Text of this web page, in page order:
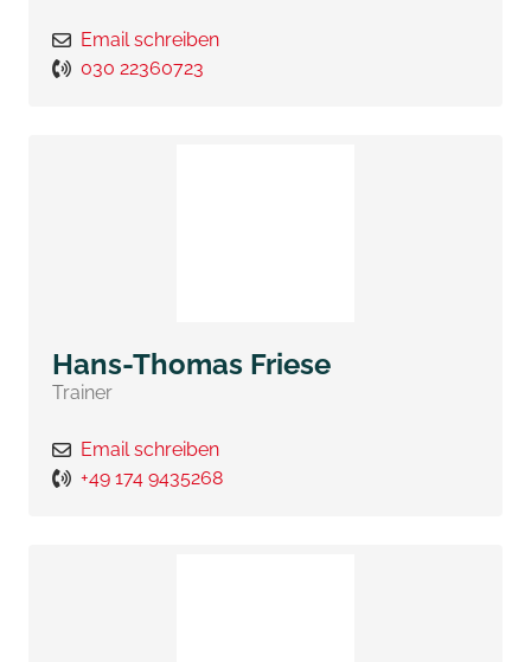
Email schreiben
030 22360723
Hans-Thomas Friese
Trainer
Email schreiben
+49 174 9435268